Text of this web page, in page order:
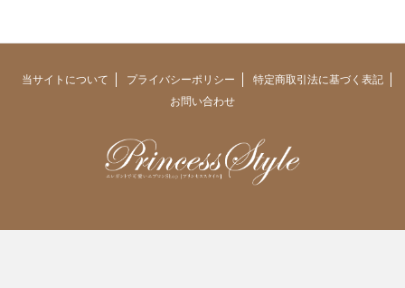
当サイトについて プライバシーポリシー
特定商取引法に基づく表記
お問い合わせ